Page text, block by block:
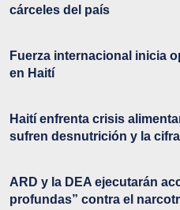
cárceles del país
Fuerza internacional inicia
en Haití
Haití enfrenta crisis
sufren desnutrición y la
ARD y la DEA ejecutarán
profundas” contra el